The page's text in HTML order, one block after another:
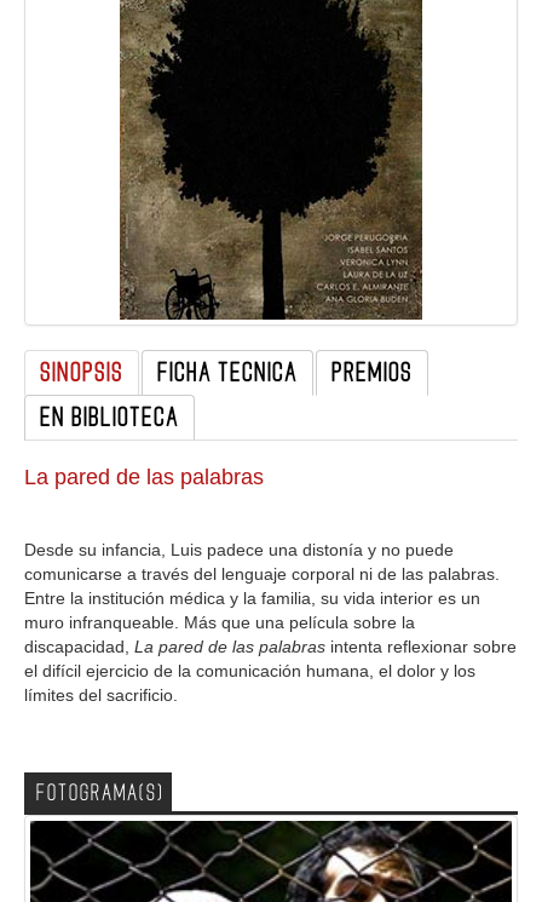
GALERIA
SINOPSIS FICHA TECNICA
PREMIOS
EN BIBLIOTECA
La pared de las palabras
Desde su infancia, Luis padece una distonía y no puede
comunicarse a través del lenguaje corporal ni de las palabras.
Entre la institución médica y la familia, su vida interior es un
muro infranqueable. Más que una película sobre la
discapacidad, La pared de las palabras intenta reflexionar sobre
el difícil ejercicio de la comunicación humana, el dolor y los
límites del sacrificio.
FOTOGRAMA(S)